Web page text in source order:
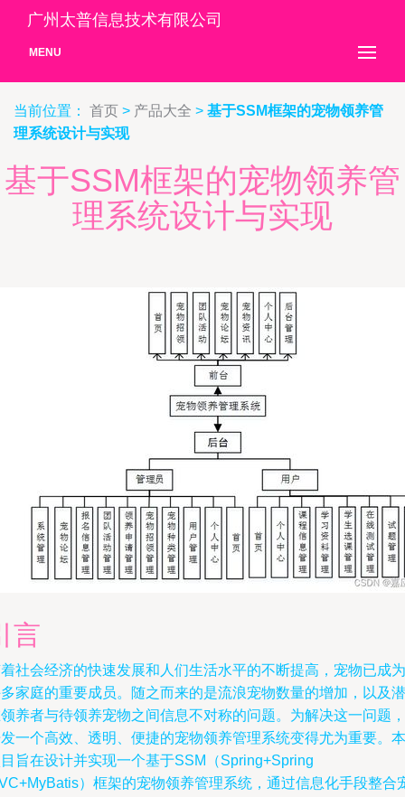
广州太普信息技术有限公司
MENU
当前位置： 首页 > 产品大全 > 基于SSM框架的宠物领养管
理系统设计与实现
基于SSM框架的宠物领养管
理系统设计与实现
言
社会经济的快速发展和人们生活水平的不断提高，宠物已成为
家庭的重要成员。随之而来的是流浪宠物数量的增加，以及潜
养者与待领养宠物之间信息不对称的问题。为解决这一问题，
一个高效、透明、便捷的宠物领养管理系统变得尤为重要。本
旨在设计并实现一个基于SSM（Spring+Spring
）框架的宠物领养管理系统，通过信息化手段整合